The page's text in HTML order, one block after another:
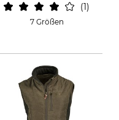
1
7 Größen